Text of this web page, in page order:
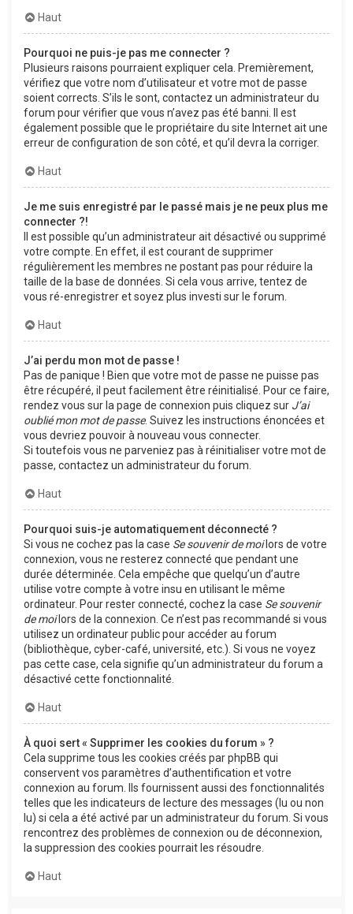
Haut
Pourquoi ne puis-je pas me connecter ?
Plusieurs raisons pourraient expliquer cela. Premièrement,
vérifiez que votre nom d’utilisateur et votre mot de passe
soient corrects. S’ils le sont, contactez un administrateur du
forum pour vérifier que vous n’avez pas été banni. Il est
également possible que le propriétaire du site Internet ait une
erreur de configuration de son côté, et qu’il devra la corriger.
Haut
Je me suis enregistré par le passé mais je ne peux plus me
connecter ?!
Il est possible qu’un administrateur ait désactivé ou supprimé
votre compte. En effet, il est courant de supprimer
régulièrement les membres ne postant pas pour réduire la
taille de la base de données. Si cela vous arrive, tentez de
vous ré-enregistrer et soyez plus investi sur le forum.
Haut
J’ai perdu mon mot de passe !
Pas de panique ! Bien que votre mot de passe ne puisse pas
être récupéré, il peut facilement être réinitialisé. Pour ce faire,
rendez vous sur la page de connexion puis cliquez sur J’ai
oublié mon mot de passe. Suivez les instructions énoncées et
vous devriez pouvoir à nouveau vous connecter.
Si toutefois vous ne parveniez pas à réinitialiser votre mot de
passe, contactez un administrateur du forum.
Haut
Pourquoi suis-je automatiquement déconnecté ?
Si vous ne cochez pas la case Se souvenir de moilors de votre
connexion, vous ne resterez connecté que pendant une
durée déterminée. Cela empêche que quelqu’un d’autre
utilise votre compte à votre insu en utilisant le même
ordinateur. Pour rester connecté, cochez la case Se souvenir
de moilors de la connexion. Ce n’est pas recommandé si vous
utilisez un ordinateur public pour accéder au forum
(bibliothèque, cyber-café, université, etc.). Si vous ne voyez
pas cette case, cela signifie qu’un administrateur du forum a
désactivé cette fonctionnalité.
Haut
À quoi sert « Supprimer les cookies du forum » ?
Cela supprime tous les cookies créés par phpBB qui
conservent vos paramètres d’authentification et votre
connexion au forum. Ils fournissent aussi des fonctionnalités
telles que les indicateurs de lecture des messages (lu ou non
lu) si cela a été activé par un administrateur du forum. Si vous
rencontrez des problèmes de connexion ou de déconnexion,
la suppression des cookies pourrait les résoudre.
Haut